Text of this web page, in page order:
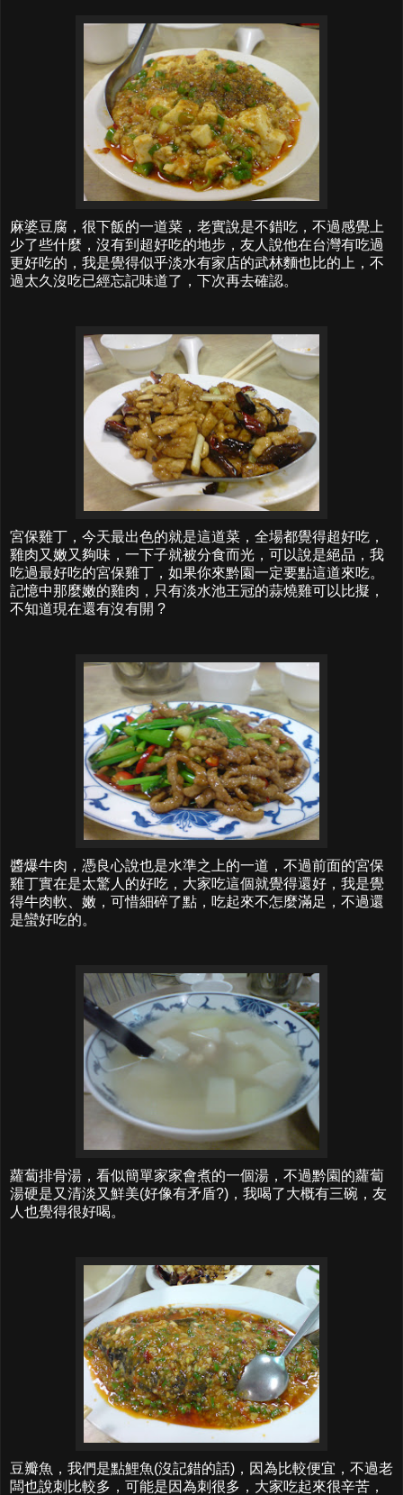
麻婆豆腐，很下飯的一道菜，老實說是不錯吃，不過感覺上
少了些什麼，沒有到超好吃的地步，友人說他在台灣有吃過
更好吃的，我是覺得似乎淡水有家店的武林麵也比的上，不
過太久沒吃已經忘記味道了，下次再去確認。
宮保雞丁，今天最出色的就是這道菜，全場都覺得超好吃，
雞肉又嫩又夠味，一下子就被分食而光，可以說是絕品，我
吃過最好吃的宮保雞丁，如果你來黔園一定要點這道來吃。
記憶中那麼嫩的雞肉，只有淡水池王冠的蒜燒雞可以比擬，
不知道現在還有沒有開 ?
醬爆牛肉，憑良心說也是水準之上的一道，不過前面的宮保
雞丁實在是太驚人的好吃，大家吃這個就覺得還好，我是覺
得牛肉軟、嫩，可惜細碎了點，吃起來不怎麼滿足，不過還
是蠻好吃的。
蘿蔔排骨湯，看似簡單家家會煮的一個湯，不過黔園的蘿蔔
湯硬是又清淡又鮮美(好像有矛盾?)，我喝了大概有三碗，友
人也覺得很好喝。
豆瓣魚，我們是點鯉魚(沒記錯的話)，因為比較便宜，不過老
闆也說刺比較多，可能是因為刺很多，大家吃起來很辛苦，